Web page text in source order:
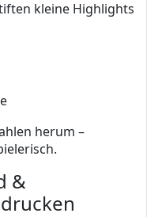
kleine Highlights
herum –
&